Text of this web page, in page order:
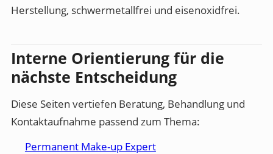
Herstellung, schwermetallfrei und eisenoxidfrei.
Interne Orientierung für die
nächste Entscheidung
Diese Seiten vertiefen Beratung, Behandlung und
Kontaktaufnahme passend zum Thema:
Permanent Make-up Expert